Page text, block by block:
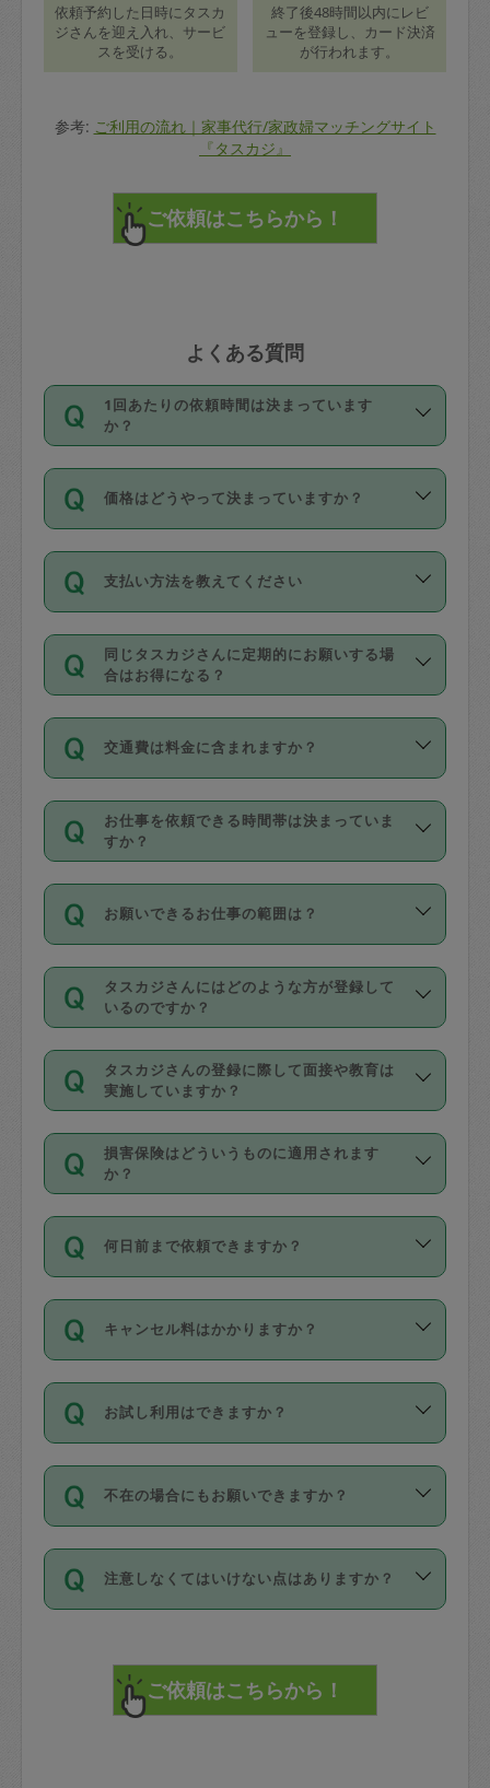
依頼予約した日時にタスカ
ジさんを迎え入れ、サービ
スを受ける。
終了後48時間以内にレビ
ューを登録し、カード決済
が行われます。
参考: ご利用の流れ｜家事代行/家政婦マッチングサイト
『タスカジ』
よくある質問
1回あたりの依頼時間は決まっています
か？
依頼1回につき3時間固定です。3時間を
超えて依頼したい場合は、延長機能をご
利用ください。機能をご利用いただくに
の上事前申請することが必要です。な
お、3時間を下回っても、値引き等はござ
いません。
価格はどうやって決まっていますか？
11種類の価格帯の中からタスカジさん自
身が価格を選んで設定しています。
タスカジさんの価格設定には最初は制限
があり、レビュー件数、レビューの平均
値、などで除々に設定可能な最高額が上
がっていく仕組みになっています。
支払い方法を教えてください
お支払方法はクレジットカード（Visa／
Master／JCB／AMERICAN EXPRESS／
Diners Club）のみとなります。
を行う際にご入力ください。プロフィー
ル登録時にはご入力いただかなくても大
丈夫です。
デビットカード・プリペイドカード（Vプ
リカ、au WALLETなど）は支払にはご利
銀行振込や現金払いも対応していませ
なお、タスカジさんの交通費も、依頼料
金のご請求と合わせてお支払いとなりま
動計算で表示されます。
同じタスカジさんに定期的にお願いする場
合はお得になる？
依頼には「スポット」と「定期（毎週｜
隔週）」があり、「定期」の依頼は「ス
ポット」よりお得な料金でご利用できま
す。
定期の最低利用回数は設けていない代わ
りに、一定数を超えたキャンセルは有償
（例：毎週定期の場合は３回以上のキャ
ンセルが有償（1200円、隔週定期の場合
は２回以上のキャンセルが有償（1200
交通費は料金に含まれますか？
交通費は依頼料金とは別途発生し、依頼
料金のご請求と合わせてお支払いとなり
ます。交通費の金額は「依頼の詳細」に
お仕事を依頼できる時間帯は決まっていま
すか？
時間帯は3種類あります。いずれも１回あ
たり３時間です。
・ＡＭ ９時～１２時
・ＰＭ １３時～１６時
・夜 １８時～２１時
開始時間を２時間前後変更することが可
能です。依頼送信後、個別にタスカジさ
んにメッセージを送り調整してくださ
い。ただし、２時間を越えての調整はで
時間も被らない場合、損害保険の対象外
お願いできるお仕事の範囲は？
掃除、整理収納、洗濯、買い物、料理、
作り置きです。タスカジさんによってで
きる仕事の範囲が異なりますので、依頼
する前にタスカジさんのプロフィールで
確認してください。
基本的に、高所での作業や危険作業、屋
外での作業は対象外です。
タスカジさんにはどのような方が登録して
いるのですか？
主婦として長年の家事経験をお持ちの
方、栄養士・調理師といった資格者で保
育園や学校の給食やレストランで料理関
係の専門職に従事されていた方、日本で
すでにハウスキーパーや英語の先生とし
てお仕事をしているフィリピン出身の
社員など様々なバックグラウンドの方が
登録しています。
日本語も話せる方など様々です。
ールに記載していますので、各自の得意
を依頼してください。
タスカジさんの登録に際して面接や教育は
実施していますか？
応募の際に、各自事務局との面接と説明
を行っています。その後、身分証明書の
写真提出をしていただいています。外国
確認しています。タスカジさんトレーニ
ング動画を使ったセルフトレーニングの
現場トライアルを受け、合格したタスカ
ジさんが活動されています。
※テストセンターの講評は１件目のレビュ
参考
【詳細】タスカジさんの登録に際
損害保険はどういうものに適用されます
か？
依頼者とタスカジさんとの間でタスカジ
を通して成立した作業時間内での作業に
適用されます。作業範囲は、掃除、洗
です。作業中に物を壊したり、人にけが
をさせたりした場合が対象で、補償金額
す。
写真を撮り、
詳細FAQ：
損害賠償保険について教えて
何日前まで依頼できますか？
ご依頼は、現在を起点に3日後（72時間
以降）の日時から受付可能となっていま
す。
タスカジさんへ「募集」をかけることが
可能です。
キャンセル料はかかりますか？
キャンセル料には、以下の2種類がありま
す。
1. 直前キャンセル（定期、スポット契約
共通）
72時間を超える※と、以下のキャンセル
料が発生します。
直前キャンセル料：
72時間前〜24時間前＝依頼料金の50%
お試し利用はできますか？
「お試し利用」というメニューはありま
せんが、「一回のみ」依頼を活用するこ
とによって、気に入ったタスカジさんを
まず、条件の合う気になるタスカジさ
みてください。
その後、一番気に入ったタスカジさんに
不在の場合にもお願いできますか？
不在の場合の作業はタスカジさんの同意
が必要です。数回の依頼ののち、タスカ
ジさんと依頼者の間で十分な信頼関係が
てください。
不在時に部屋に入るためにタスカジさん
注意しなくてはいけない点はありますか？
で、必ず鍵のかかるロッカーや金庫に入
れて依頼者の責任の元管理するよう心掛
けてください。